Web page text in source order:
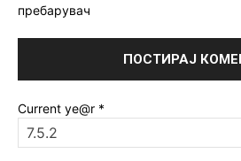
пребарувач
Current ye@r *